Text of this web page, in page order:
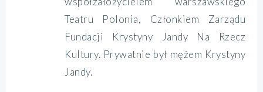
Teatru Polonia, Członkiem Zarządu
Fundacji Krystyny Jandy Na Rzecz
Kultury. Prywatnie był mężem Krystyny
Jandy.